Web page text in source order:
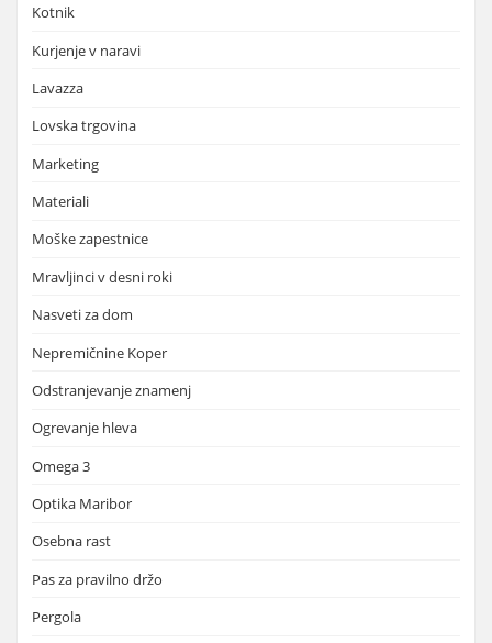
Kotnik
Kurjenje v naravi
Lavazza
Lovska trgovina
Marketing
Materiali
Moške zapestnice
Mravljinci v desni roki
Nasveti za dom
Nepremičnine Koper
Odstranjevanje znamenj
Ogrevanje hleva
Omega 3
Optika Maribor
Osebna rast
Pas za pravilno držo
Pergola